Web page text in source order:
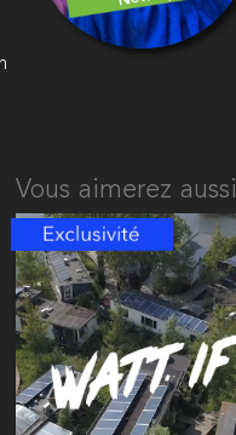
Vous aimerez aussi